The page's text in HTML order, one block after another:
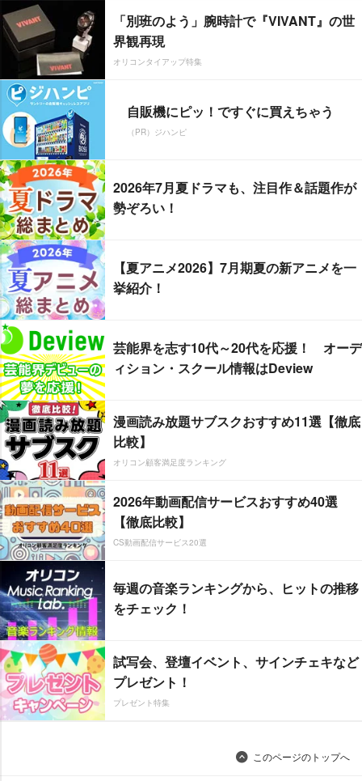
「別班のよう」腕時計で『VIVANT』の世
界観再現
オリコンタイアップ特集
自販機にピッ！ですぐに買えちゃう
（PR）ジハンピ
2026年7月夏ドラマも、注目作＆話題作が
勢ぞろい！
【夏アニメ2026】7月期夏の新アニメを一
挙紹介！
芸能界を志す10代～20代を応援！ オーデ
ィション・スクール情報はDeview
漫画読み放題サブスクおすすめ11選【徹底
比較】
オリコン顧客満足度ランキング
2026年動画配信サービスおすすめ40選
【徹底比較】
CS動画配信サービス20選
毎週の音楽ランキングから、ヒットの推移
をチェック！
試写会、登壇イベント、サインチェキなど
プレゼント！
プレゼント特集
このページのトップへ